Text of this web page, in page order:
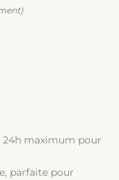
24h maximum pour
parfaite pour